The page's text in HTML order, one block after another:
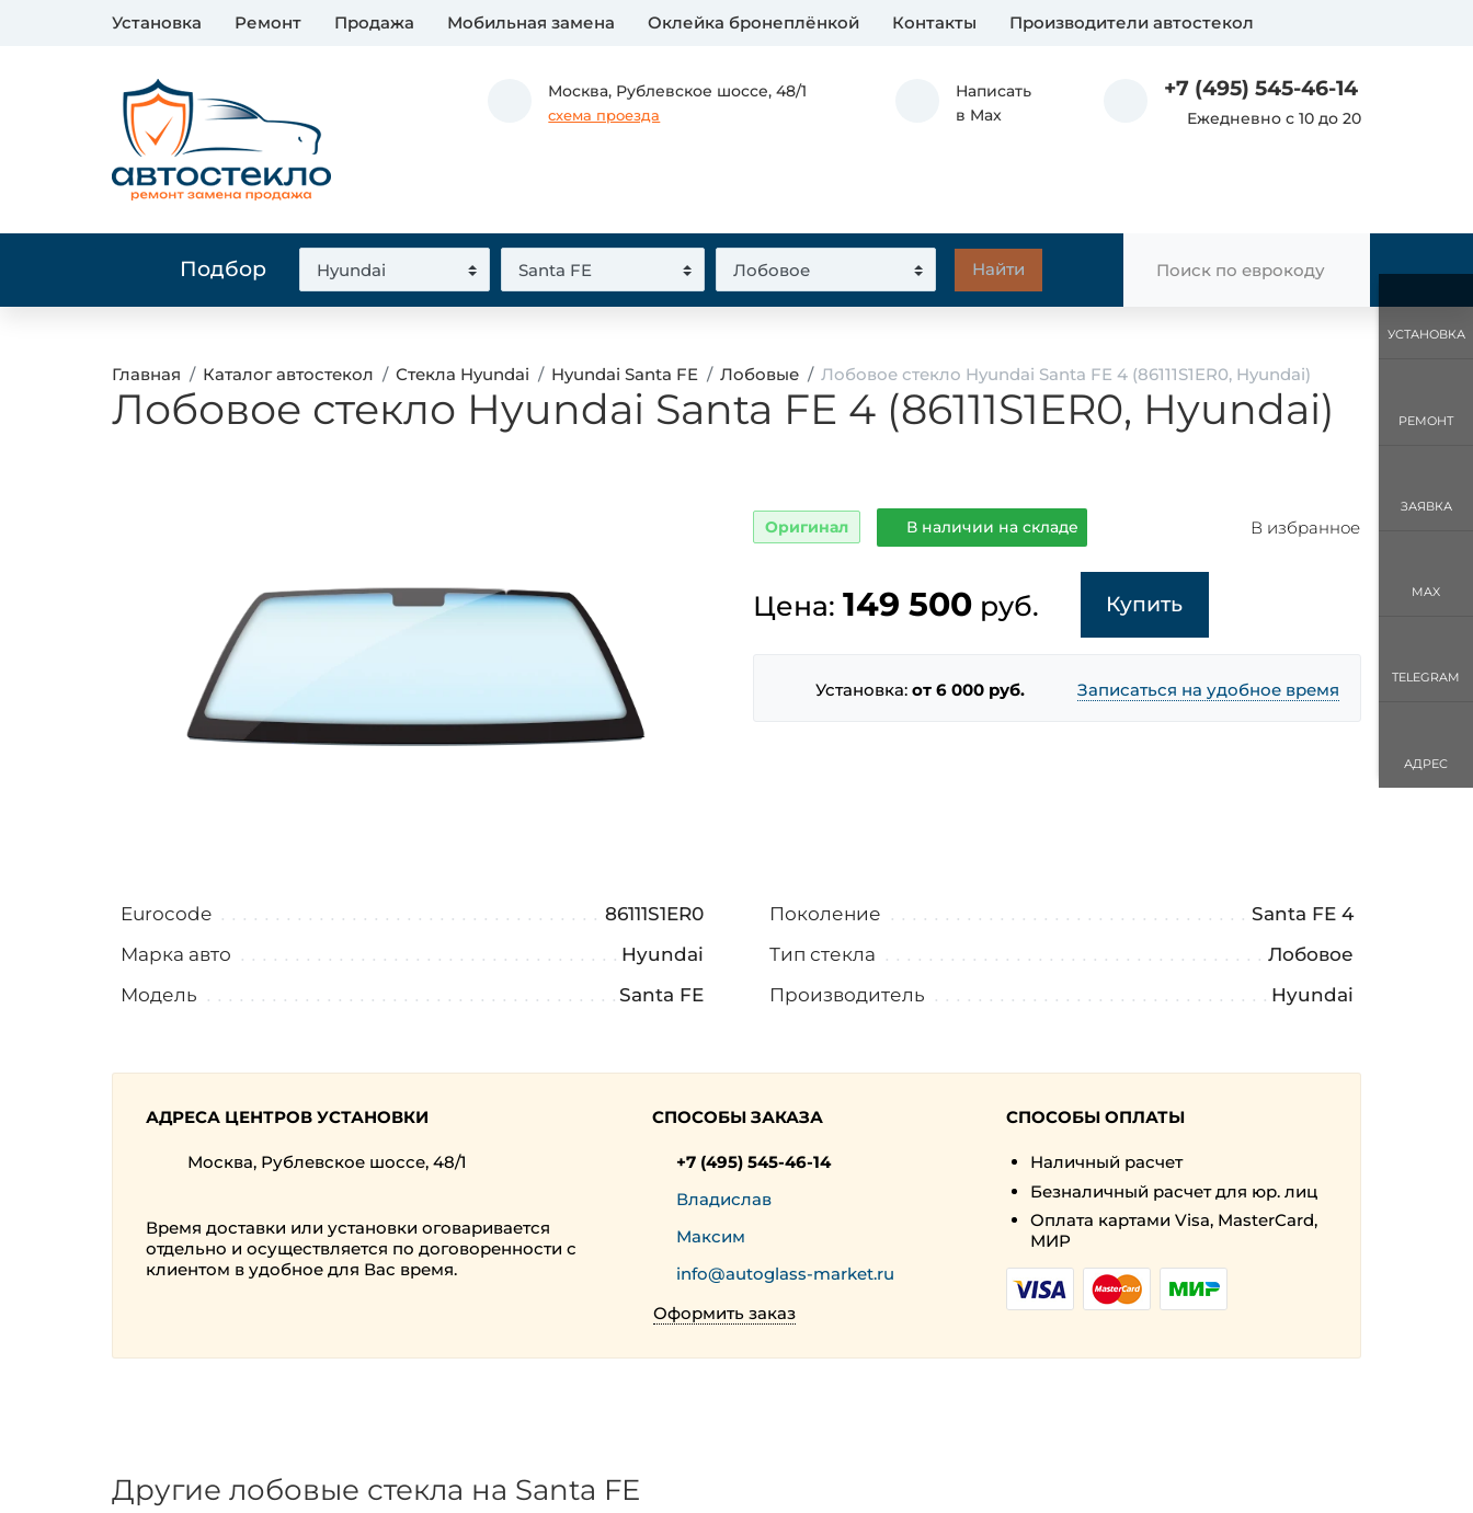
Установка Ремонт Продажа Мобильная замена Оклейка бронеплёнкой Контакты Производители автостекол
Москва, Рублевское шоссе, 48/1
схема проезда
Написать
в Max
+7 (495) 545-46-14
Ежедневно с 10 до 20
Подбор
Главная Каталог автостекол Стекла Hyundai Hyundai Santa FE Лобовые Лобовое стекло Hyundai Santa FE 4 (86111S1ER0, Hyundai)
Лобовое стекло Hyundai Santa FE 4 (86111S1ER0, Hyundai)
Оригинал В наличии на складе В избранное
Цена: 149 500 руб. Купить
Установка:от 6 000 руб. Записаться на удобное время
Eurocode
86111S1ER0
Марка авто
Hyundai
Модель
Santa FE
Поколение
Santa FE 4
Тип стекла
Лобовое
Производитель
Hyundai
АДРЕСА ЦЕНТРОВ УСТАНОВКИ
Москва, Рублевское шоссе, 48/1
Время доставки или установки оговаривается
отдельно и осуществляется по договоренности с
клиентом в удобное для Вас время.
СПОСОБЫ ЗАКАЗА
+7 (495) 545-46-14
Владислав
Максим
info@autoglass-market.ru
Оформить заказ
СПОСОБЫ ОПЛАТЫ
Наличный расчет
Безналичный расчет для юр. лиц
Оплата картами Visa, MasterCard,
МИР
Другие лобовые стекла на Santa FE
УСТАНОВКА
РЕМОНТ
ЗАЯВКА
MAX
TELEGRAM
АДРЕС